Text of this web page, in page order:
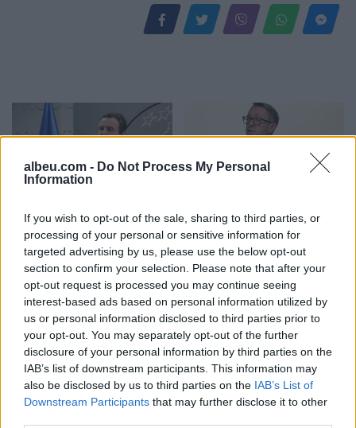
albeu.com - Do Not Process My Personal
Information
If you wish to opt-out of the sale, sharing to third parties, or
processing of your personal or sensitive information for
targeted advertising by us, please use the below opt-out
section to confirm your selection. Please note that after your
opt-out request is processed you may continue seeing
interest-based ads based on personal information utilized by
us or personal information disclosed to third parties prior to
your opt-out. You may separately opt-out of the further
disclosure of your personal information by third parties on the
IAB’s list of downstream participants. This information may
also be disclosed by us to third parties on the IAB’s List of
Downstream Participants that may further disclose it to other
Kurti kundërshton
kërkesat e LDK-së: Asnjë
marrëveshje nuk mund të
zhbëjë vullnetin qytetar
Krasniqi sulmon opozitën:
Në krah i dolën “shokët e
Radoiçiqit
Seanca e sontme në
pikëpyetje, opozita: Salla
Kraki: Kuvendi ka kohë
për konstituim deri më 5